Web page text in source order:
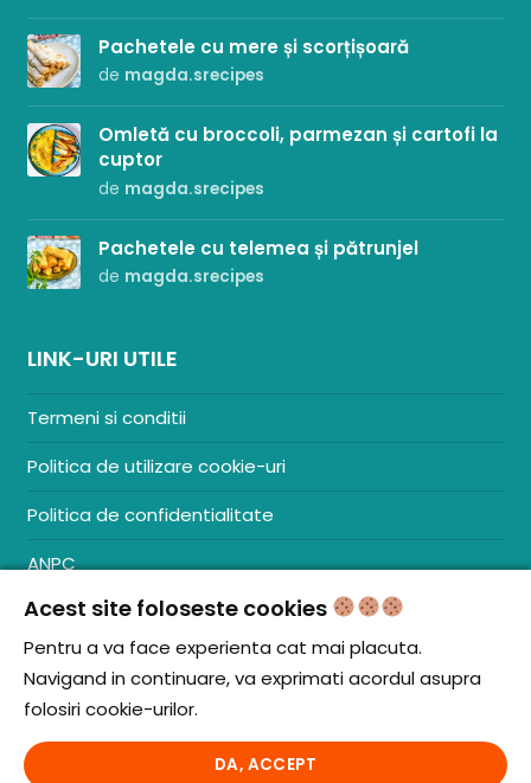
Pachetele cu mere și scorțișoară
de magda.srecipes
Omletă cu broccoli, parmezan și cartofi la
cuptor
de magda.srecipes
Pachetele cu telemea și pătrunjel
de magda.srecipes
LINK-URI UTILE
Termeni si conditii
Politica de utilizare cookie-uri
Politica de confidentialitate
ANPC
Contact
S.C. ZENCOM MEDIA GROUP SRL
J20/1379/2017
© iCooking.ro. Toate drepturile rezervate.
Acest site foloseste cookies
Pentru a va face experienta cat mai placuta.
Navigand in continuare, va exprimati acordul asupra
folosiri cookie-urilor.
DA, ACCEPT